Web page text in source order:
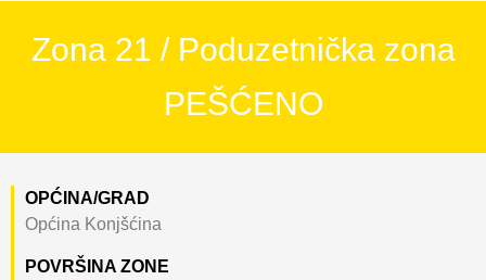
Zona 21 / Poduzetnička zona
PEŠĆENO
OPĆINA/GRAD
Općina Konjšćina
POVRŠINA ZONE